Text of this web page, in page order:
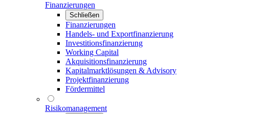
Finanzierungen
Schließen
Finanzierungen
Handels- und Exportfinanzierung
Investitionsfinanzierung
Working Capital
Akquisitionsfinanzierung
Kapitalmarktlösungen & Advisory
Projektfinanzierung
Fördermittel
Risikomanagement